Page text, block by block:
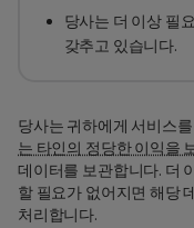
당사는 더 이상 필
갖추고 있습니다.
당사는 귀하에게 서비스
는 타인의 정당한 이익을
데이터를 보관합니다. 더
할 필요가 없어지면 해당
처리합니다.